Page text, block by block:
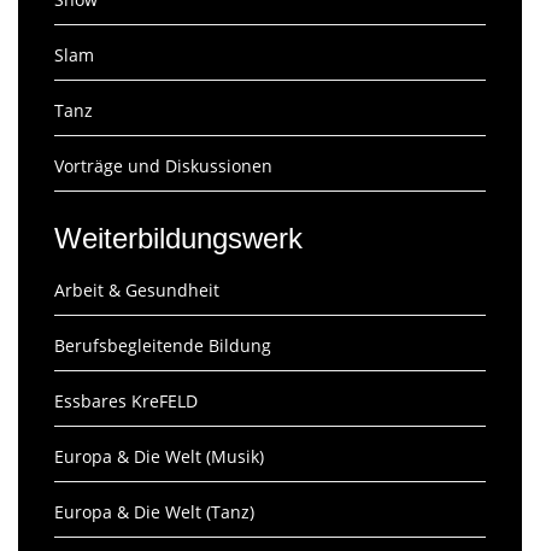
Slam
Tanz
Vorträge und Diskussionen
Weiterbildungswerk
Arbeit & Gesundheit
Berufsbegleitende Bildung
Essbares KreFELD
Europa & Die Welt (Musik)
Europa & Die Welt (Tanz)